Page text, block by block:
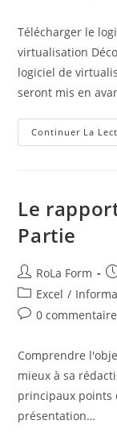
Télécharger le
virtualisation
logiciel de
seront mis en
Continuer La
Le
Partie
RoLa Form
Excel /
0 commentaire
Comprendre
mieux à sa
principaux points
présentation…